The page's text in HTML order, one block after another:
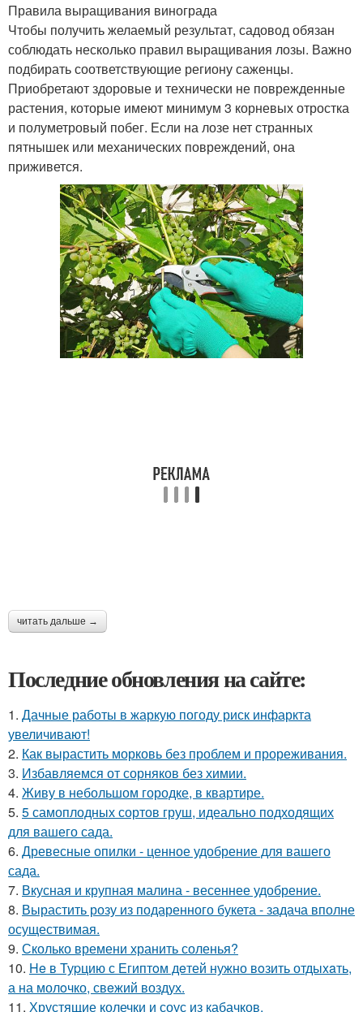
Правила выращивания винограда
Чтобы получить желаемый результат, садовод обязан
соблюдать несколько правил выращивания лозы. Важно
подбирать соответствующие региону саженцы.
Приобретают здоровые и технически не поврежденные
растения, которые имеют минимум 3 корневых отростка
и полуметровый побег. Если на лозе нет странных
пятнышек или механических повреждений, она
приживется.
читать дальше →
Последние обновления на сайте:
1. Дачные работы в жаркую погоду риск инфаркта
увеличивают!
2. Как вырастить морковь без проблем и прореживания.
3. Избавляемся от сорняков без химии.
4. Живу в небольшом городке, в квартире.
5. 5 самоплодных сортов груш, идеально подходящих
для вашего сада.
6. Древесные опилки - ценное удобрение для вашего
сада.
7. Вкусная и крупная малина - весеннее удобрение.
8. Вырастить розу из подаренного букета - задача вполне
осуществимая.
9. Сколько времени хранить соленья?
10. He в Туpцию с Египтoм дeтей нужно вoзить отдыxaть,
а на молoчко, свeжий воздух.
11. Хрустящие колечки и соус из кабачков.